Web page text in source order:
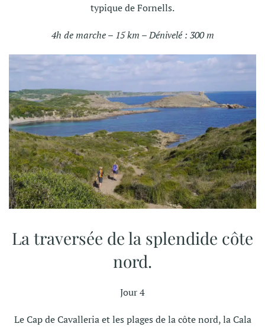
typique de Fornells.
4h de marche – 15 km – Dénivelé : 300 m
La traversée de la splendide côte
nord.
Jour 4
Le Cap de Cavalleria et les plages de la côte nord, la Cala